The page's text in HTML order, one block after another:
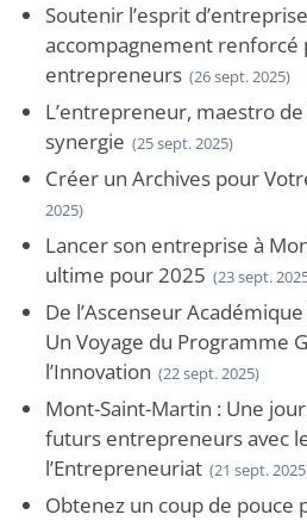
Soutenir l’esprit
accompagnement renforcé
entrepreneurs (26 sept. 2025)
L’entrepreneur, maestro
synergie (25 sept. 2025)
Créer un Archives pour
2025)
Lancer son entreprise à
ultime pour 2025 (23 sept.
De l’Ascenseur
Un Voyage du Programme
l’Innovation (22 sept. 2025)
Mont-Saint-Martin : Une
futurs entrepreneurs avec
l’Entrepreneuriat (21 sept.
Obtenez un coup de pouce